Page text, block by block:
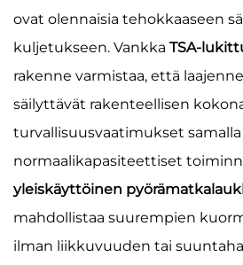
ovat olennaisia tehokkaaseen
kuljetukseen. Vankka TSA-
rakenne varmistaa, että
säilyttävät rakenteellisen
turvallisuusvaatimukset
normaalikapasiteettiset
yleiskäyttöinen
mahdollistaa suurempien
ilman liikkuvuuden tai